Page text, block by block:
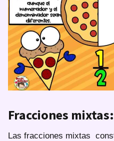
Fracciones mixtas:
Las fracciones mixtas